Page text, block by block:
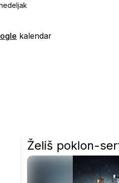
kalendar
Želiš poklon-